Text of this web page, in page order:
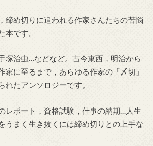
締め切りに追われる作家さんたちの苦悩
本です。
塚治虫…などなど。古今東西，明治から
家に至るまで，あらゆる作家の「〆切」
れたアンソロジーです。
レポート，資格試験，仕事の納期…人生
うまく生き抜くには締め切りとの上手な